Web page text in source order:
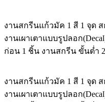
งานสกรีนแก้วมัค 1 สี 1 จุด
งานเผาเตาแบบรูปลอก
ก่อน 1 ชิ้น งานสกรีน ขั้นต่ำ
งานสกรีนแก้วมัค 1 สี 1 จุด
งานเผาเตาแบบรูปลอก